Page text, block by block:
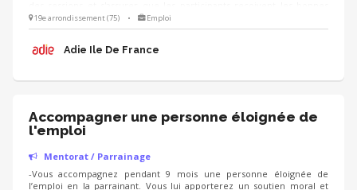
informations. - Amélioration continue : suivre les questionnaires de
satisfaction des créateurs d'entreprise pour analyser les retours et
trimestre à l’autre.
19e arrondissement (75) • Emploi
Adie Ile De France
Accompagner une personne éloignée de
l'emploi
Mentorat / Parrainage
-Vous accompagnez pendant 9 mois une personne éloignée de
l’emploi en la parrainant. Vous lui apporterez un soutien moral et